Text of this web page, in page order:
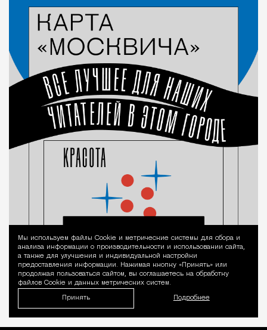
Уведомление
Мы используем файлы Сookie и метрические системы для сбора и
анализа информации о производительности и использовании сайта,
а также для улучшения и индивидуальной настройки
предоставления информации. Нажимая кнопку «Принять» или
продолжая пользоваться сайтом, вы соглашаетесь на обработку
файлов Cookie и данных метрических систем.
Принять Подробнее